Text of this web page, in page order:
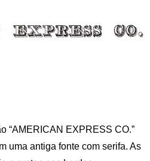
“AMERICAN EXPRESS CO.”
uma antiga fonte com serifa. As